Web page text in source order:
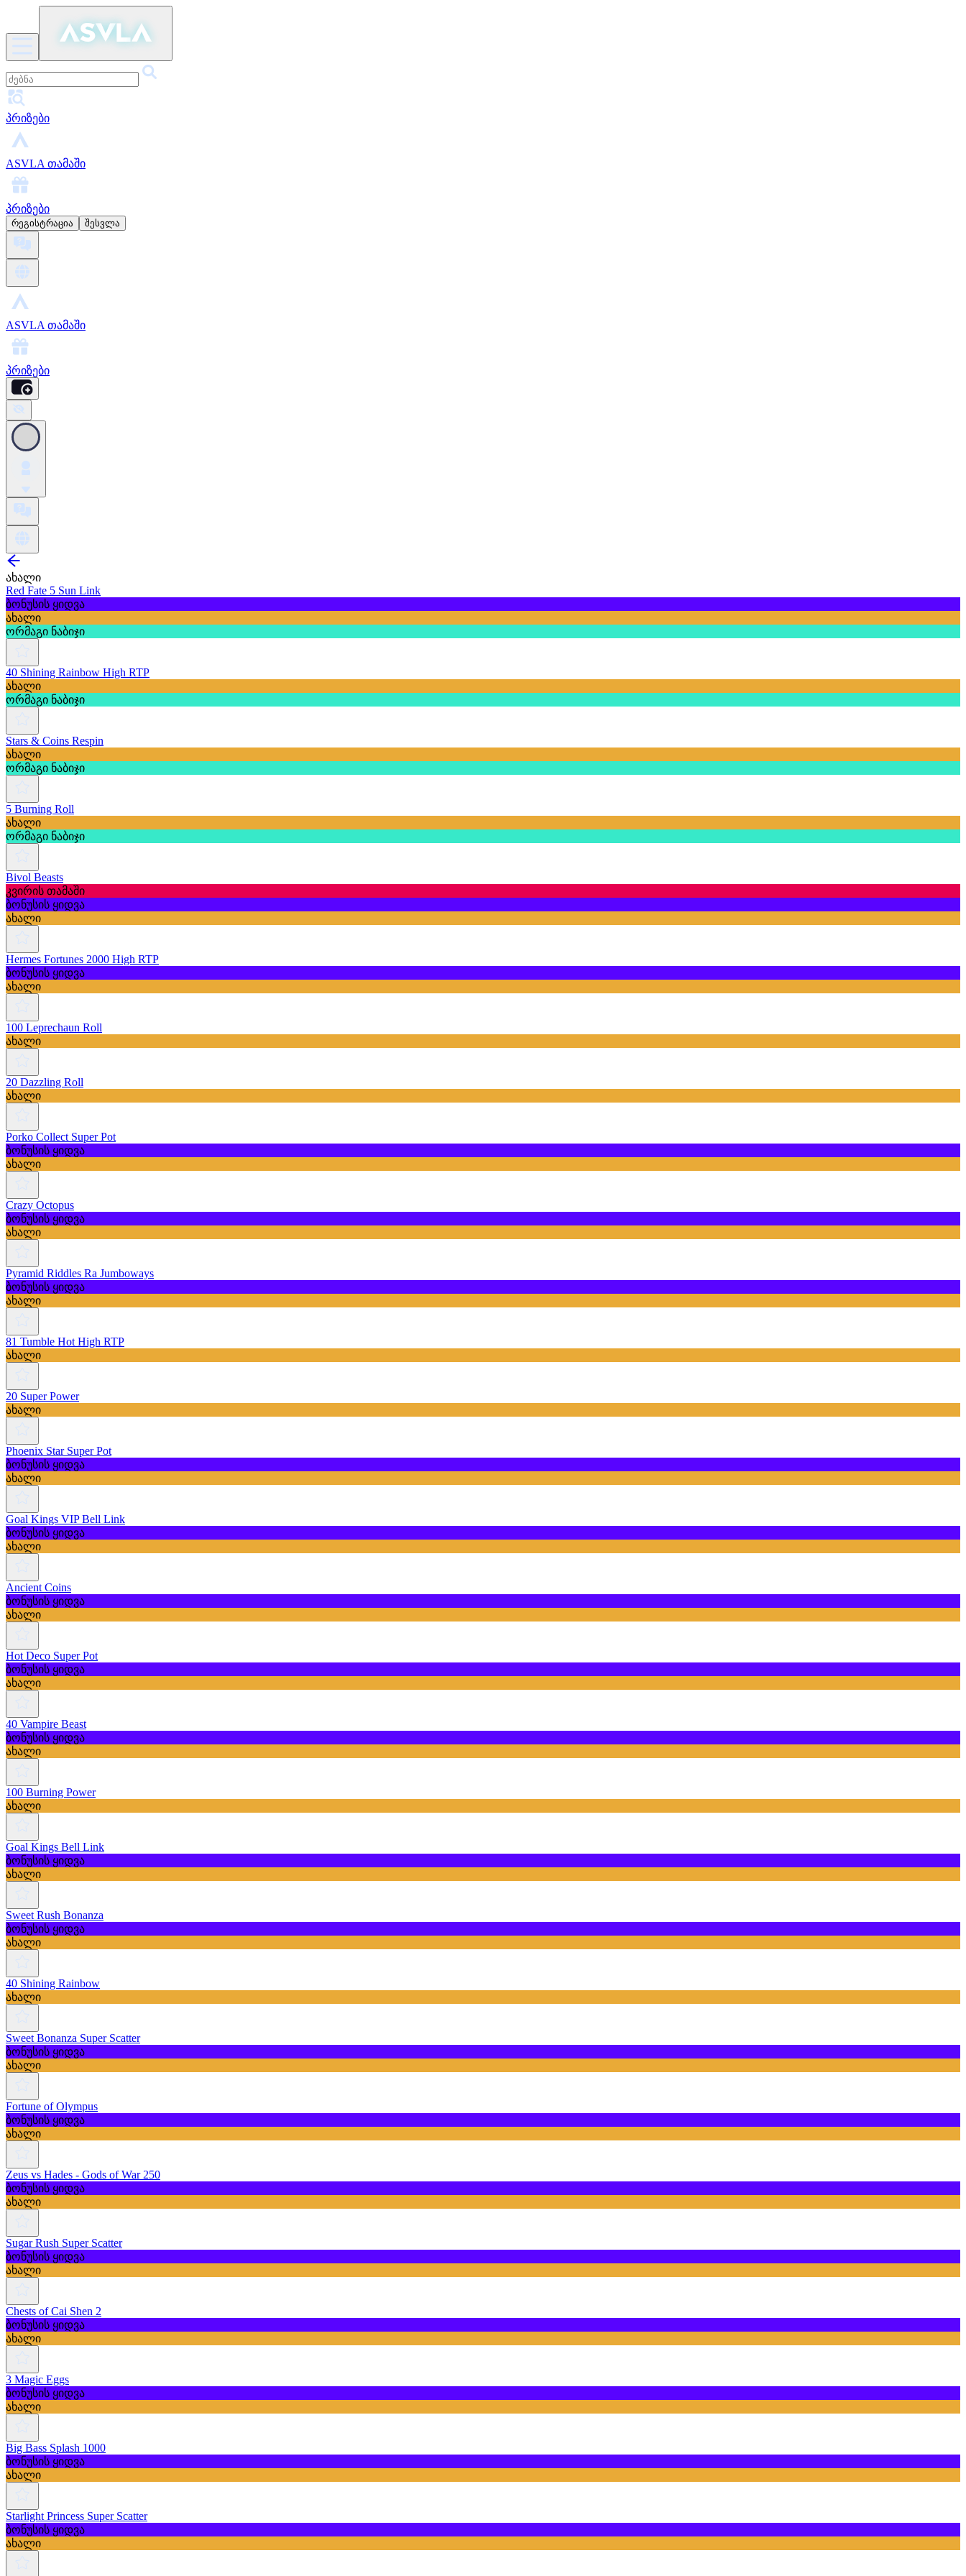
პრიზები
ASVLA თამაში
პრიზები
რეგისტრაცია შესვლა
ASVLA თამაში
პრიზები
ახალი
Red Fate 5 Sun Link
ბონუსის ყიდვა
ახალი
ორმაგი ნაბიჯი
40 Shining Rainbow High RTP
ახალი
ორმაგი ნაბიჯი
Stars & Coins Respin
ახალი
ორმაგი ნაბიჯი
5 Burning Roll
ახალი
ორმაგი ნაბიჯი
Bivol Beasts
კვირის თამაში
ბონუსის ყიდვა
ახალი
Hermes Fortunes 2000 High RTP
ბონუსის ყიდვა
ახალი
100 Leprechaun Roll
ახალი
20 Dazzling Roll
ახალი
Porko Collect Super Pot
ბონუსის ყიდვა
ახალი
Crazy Octopus
ბონუსის ყიდვა
ახალი
Pyramid Riddles Ra Jumboways
ბონუსის ყიდვა
ახალი
81 Tumble Hot High RTP
ახალი
20 Super Power
ახალი
Phoenix Star Super Pot
ბონუსის ყიდვა
ახალი
Goal Kings VIP Bell Link
ბონუსის ყიდვა
ახალი
Ancient Coins
ბონუსის ყიდვა
ახალი
Hot Deco Super Pot
ბონუსის ყიდვა
ახალი
40 Vampire Beast
ბონუსის ყიდვა
ახალი
100 Burning Power
ახალი
Goal Kings Bell Link
ბონუსის ყიდვა
ახალი
Sweet Rush Bonanza
ბონუსის ყიდვა
ახალი
40 Shining Rainbow
ახალი
Sweet Bonanza Super Scatter
ბონუსის ყიდვა
ახალი
Fortune of Olympus
ბონუსის ყიდვა
ახალი
Zeus vs Hades - Gods of War 250
ბონუსის ყიდვა
ახალი
Sugar Rush Super Scatter
ბონუსის ყიდვა
ახალი
Chests of Cai Shen 2
ბონუსის ყიდვა
ახალი
3 Magic Eggs
ბონუსის ყიდვა
ახალი
Big Bass Splash 1000
ბონუსის ყიდვა
ახალი
Starlight Princess Super Scatter
ბონუსის ყიდვა
ახალი